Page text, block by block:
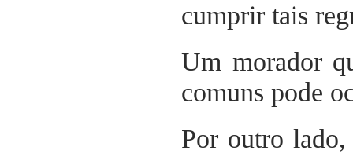
cumprir tais
Um morador
comuns pode
Por outro